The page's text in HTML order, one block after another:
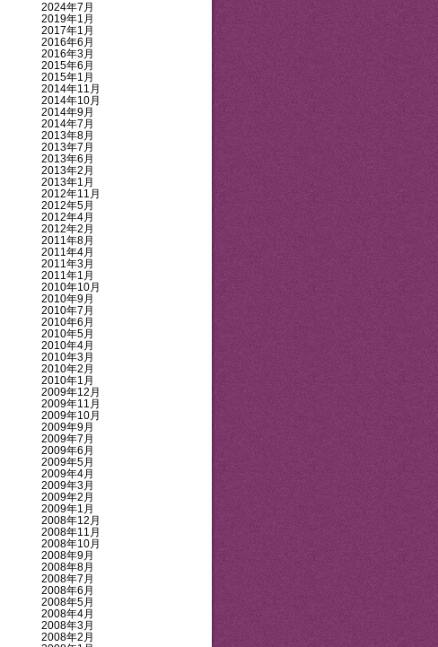
2024年7月
2019年1月
2017年1月
2016年6月
2016年3月
2015年6月
2015年1月
2014年11月
2014年10月
2014年9月
2014年7月
2013年8月
2013年7月
2013年6月
2013年2月
2013年1月
2012年11月
2012年5月
2012年4月
2012年2月
2011年8月
2011年4月
2011年3月
2011年1月
2010年10月
2010年9月
2010年7月
2010年6月
2010年5月
2010年4月
2010年3月
2010年2月
2010年1月
2009年12月
2009年11月
2009年10月
2009年9月
2009年7月
2009年6月
2009年5月
2009年4月
2009年3月
2009年2月
2009年1月
2008年12月
2008年11月
2008年10月
2008年9月
2008年8月
2008年7月
2008年6月
2008年5月
2008年4月
2008年3月
2008年2月